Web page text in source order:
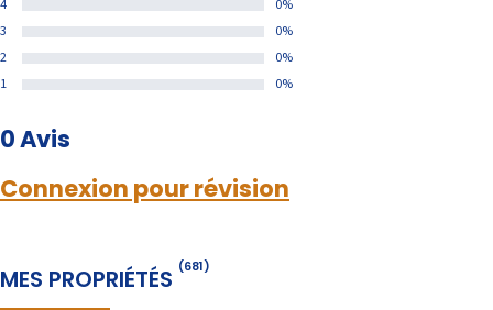
4
0%
3
0%
2
0%
1
0%
0 Avis
Connexion pour révision
MES PROPRIÉTÉS (681)